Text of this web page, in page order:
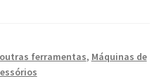
ferramentas, Máquinas de